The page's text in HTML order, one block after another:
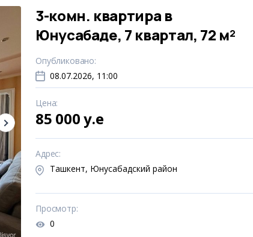
3-комн. квартира в
Юнусабаде, 7 квартал, 72 м²
Опубликовано:
08.07.2026, 11:00
Цена:
85 000 y.e
Адрес:
Ташкент, Юнусабадский район
Просмотр:
0